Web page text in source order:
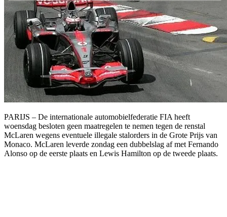
PARIJS – De internationale automobielfederatie FIA heeft
woensdag besloten geen maatregelen te nemen tegen de renstal
McLaren wegens eventuele illegale stalorders in de Grote Prijs van
Monaco. McLaren leverde zondag een dubbelslag af met Fernando
Alonso op de eerste plaats en Lewis Hamilton op de tweede plaats.